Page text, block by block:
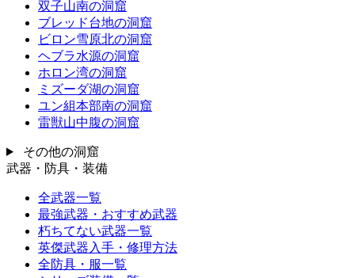
双子山南の洞窟
ブレッド台地の洞窟
ビロン雪原北の洞窟
ヘブラ水源の洞窟
ホロン湾の洞窟
ミズーダ湖の洞窟
ユン組本部南の洞窟
雷獣山中腹の洞窟
その他の洞窟
武器・防具・装備
全武器一覧
最強武器・おすすめ武器
朽ちてない武器一覧
英傑武器入手・修理方法
全防具・服一覧